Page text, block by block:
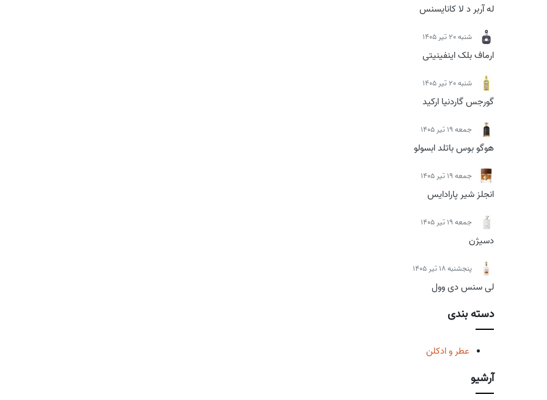
له آربر د لا کانایسنس
شنبه 20 تیر 1405
ارماف بلک اینفینیتی
شنبه 20 تیر 1405
گورجس گاردنیا ارکید
جمعه 19 تیر 1405
هوگو بوس باتلد ابسولو
جمعه 19 تیر 1405
انجلز شیر پارادایس
جمعه 19 تیر 1405
دسیژن
پنجشنبه 18 تیر 1405
لی سنس دی وول
دسته بندی
عطر و ادکلن
آرشیو